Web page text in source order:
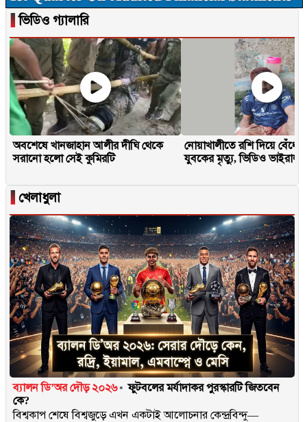
▐ভিডিও গ্যালারি
অবশেষে খানজাহান আলীর দীঘি থেকে
সরানো হলো সেই কুমিরটি
নোয়াখালীতে রশি দিয়ে বেঁধে
যুবকের মৃত্যু, ভিডিও ভাইরাল
▐ খেলাধুলা
ব্যালন ডি’অর দৌড় ২০২৬
ফুটবলের মর্যাদাকর পুরস্কারটি জিতবেন
কে?
বিশ্বকাপ শেষে বিশ্বজুড়ে এখন একটাই আলোচনার কেন্দ্রবিন্দু—